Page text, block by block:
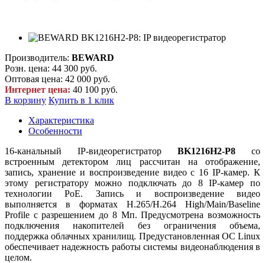
Производитель: BEWARD
Розн. цена: 44 300 руб.
Оптовая цена: 42 000 руб.
Интернет цена: 40 100 руб.
В корзину Купить в 1 клик
Характеристика
Особенности
16-канальный IP-видеорегистратор BK1216H2-P8 со
встроенным детектором лиц рассчитан на отображение,
запись, хранение и воспроизведение видео с 16 IP-камер. К
этому регистратору можно подключать до 8 IP-камер по
технологии PoE. Запись и воспроизведение видео
выполняется в форматах H.265/H.264 High/Main/Baseline
Profile с разрешением до 8 Мп. Предусмотрена возможность
подключения накопителей без ограничения объема,
поддержка облачных хранилищ. Предустановленная ОС Linux
обеспечивает надежность работы системы видеонаблюдения в
целом.